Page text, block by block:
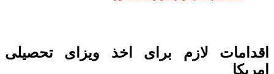
اقدامات لازم برای اخذ ویزای تحصیلی
امریکا